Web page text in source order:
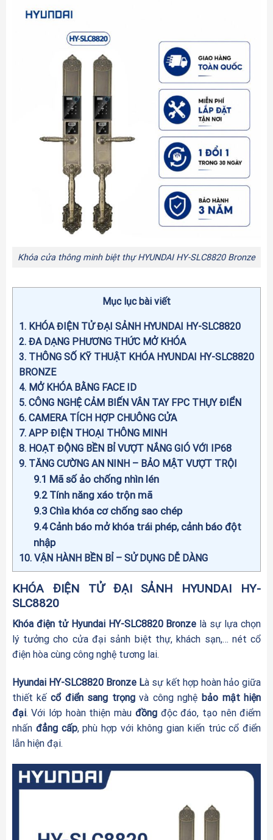
Khóa cửa thông minh biệt thự HYUNDAI HY-SLC8820 Bronze
Mục lục bài viết
1 KHÓA ĐIỆN TỬ ĐẠI SẢNH HYUNDAI HY-SLC8820
2ĐA DẠNG PHƯƠNG THỨC MỞ KHÓA
3THÔNG SỐ KỸ THUẬT KHÓA HYUNDAI HY-SLC8820
BRONZE
4MỞ KHÓA BẰNG FACE ID
5CÔNG NGHỆ CẢM BIẾN VÂN TAY FPC THỤY ĐIỂN
6CAMERA TÍCH HỢP CHUÔNG CỬA
7APP ĐIỆN THOẠI THÔNG MINH
8HOẠT ĐỘNG BỀN BỈ VƯỢT NẮNG GIÓ VỚI IP68
9TĂNG CƯỜNG AN NINH – BẢO MẬT VƯỢT TRỘI
9.1 Mã số ảo chống nhìn lén
9.2Tính năng xáo trộn mã
9.3Chìa khóa cơ chống sao chép
9.4Cảnh báo mở khóa trái phép, cảnh báo đột
nhập
10VẬN HÀNH BỀN BỈ – SỬ DỤNG DỄ DÀNG
KHÓA ĐIỆN TỬ ĐẠI SẢNH HYUNDAI HY-
SLC8820
Khóa điện tử Hyundai HY-SLC8820 Bronze là sự lựa chọn
lý tưởng cho cửa đại sảnh biệt thự, khách sạn,… nét cổ
điện hòa cùng công nghệ tương lai.
Hyundai HY-SLC8820 Bronze Là sự kết hợp hoàn hảo giữa
thiết kế cổ điển sang trọngvà công nghệbảo mật hiện
đại. Với lớp hoàn thiện màu đồngđộc đáo, tạo nên điểm
nhấn đẳng cấp, phù hợp với không gian kiến trúc cổ điển
lẫn hiện đại.